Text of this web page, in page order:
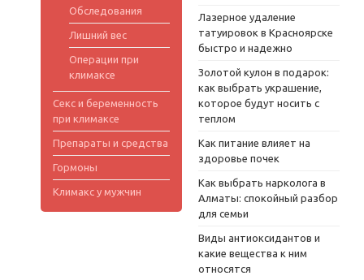
Обследования
Лишний вес
Операции при
климаксе
Секс и беременность
при климаксе
Препараты и средства
Гормоны
Климакс у мужчин
Лазерное удаление
татуировок в Красноярске
быстро и надежно
Золотой кулон в подарок:
как выбрать украшение,
которое будут носить с
теплом
Как питание влияет на
здоровье почек
Как выбрать нарколога в
Алматы: спокойный разбор
для семьи
Виды антиоксидантов и
какие вещества к ним
относятся